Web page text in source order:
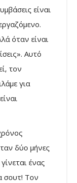
είναι
όταν είναι
Αυτό
τον
για
δύο μήνες
ένας
σουτ! Τον